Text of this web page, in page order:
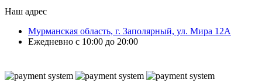
Наш адрес
Мурманская область, г. Заполярный, ул. Мира 12А
Ежедневно с 10:00 до 20:00